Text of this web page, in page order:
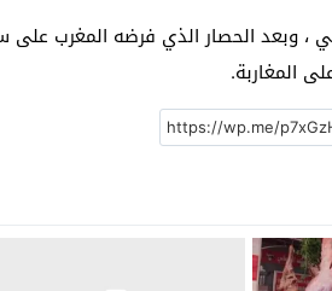
، وبعد الحصار الذي فرضه المغرب على
المغاربة.